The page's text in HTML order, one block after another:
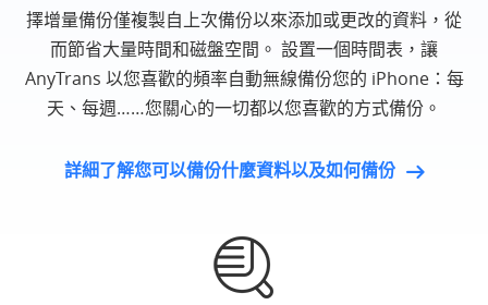
擇增量備份僅複製自上次備份以來添加或更改的資料，從
而節省大量時間和磁盤空間。 設置一個時間表，讓
AnyTrans 以您喜歡的頻率自動無線備份您的 iPhone：每
天、每週……您關心的一切都以您喜歡的方式備份。
詳細了解您可以備份什麼資料以及如何備份